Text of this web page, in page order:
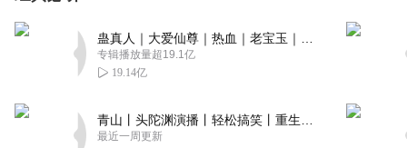
专辑播放量超19.1亿
19.14亿
最近一周更新